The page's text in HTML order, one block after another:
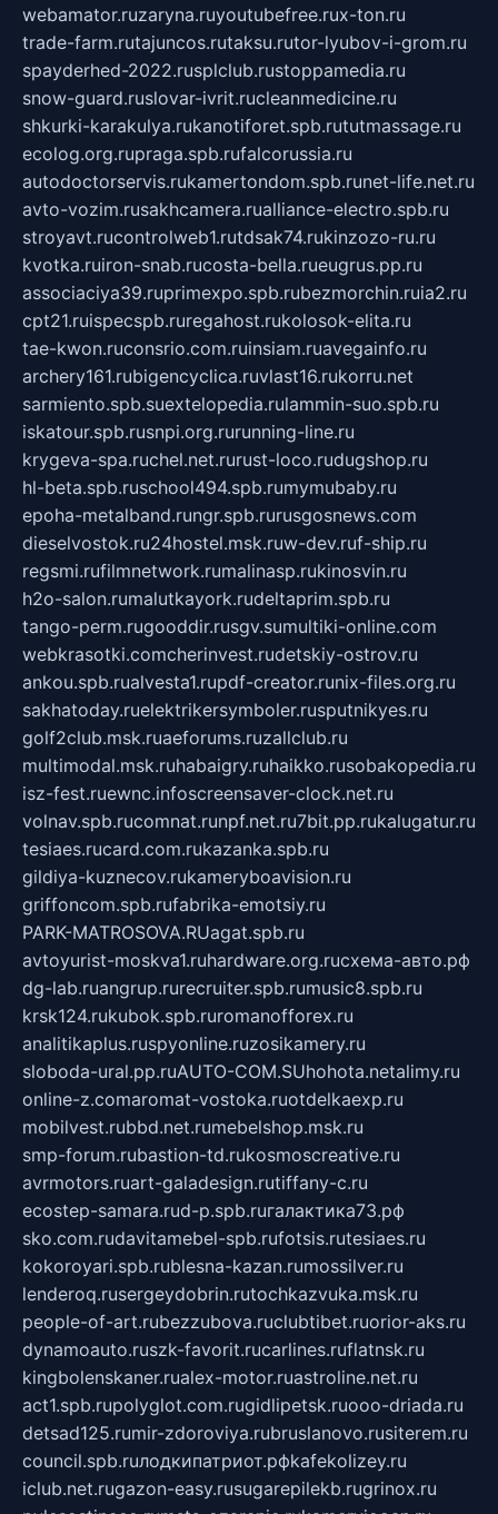
webamator.ruzaryna.ruyoutubefree.rux-ton.ru
trade-farm.rutajuncos.rutaksu.rutor-lyubov-i-grom.ru
spayderhed-2022.rusplclub.rustoppamedia.ru
snow-guard.ruslovar-ivrit.rucleanmedicine.ru
shkurki-karakulya.rukanotiforet.spb.rututmassage.ru
ecolog.org.rupraga.spb.rufalcorussia.ru
autodoctorservis.rukamertondom.spb.runet-life.net.ru
avto-vozim.rusakhcamera.rualliance-electro.spb.ru
stroyavt.rucontrolweb1.rutdsak74.rukinzozo-ru.ru
kvotka.ruiron-snab.rucosta-bella.rueugrus.pp.ru
associaciya39.ruprimexpo.spb.rubezmorchin.ruia2.ru
cpt21.ruispecspb.ruregahost.rukolosok-elita.ru
tae-kwon.ruconsrio.com.ruinsiam.ruavegainfo.ru
archery161.rubigencyclica.ruvlast16.rukorru.net
sarmiento.spb.suextelopedia.rulammin-suo.spb.ru
iskatour.spb.rusnpi.org.rurunning-line.ru
krygeva-spa.ruchel.net.rurust-loco.rudugshop.ru
hl-beta.spb.ruschool494.spb.rumymubaby.ru
epoha-metalband.rungr.spb.rurusgosnews.com
dieselvostok.ru24hostel.msk.ruw-dev.ruf-ship.ru
regsmi.rufilmnetwork.rumalinasp.rukinosvin.ru
h2o-salon.rumalutkayork.rudeltaprim.spb.ru
tango-perm.rugooddir.rusgv.sumultiki-online.com
webkrasotki.comcherinvest.rudetskiy-ostrov.ru
ankou.spb.rualvesta1.rupdf-creator.runix-files.org.ru
sakhatoday.ruelektrikersymboler.rusputnikyes.ru
golf2club.msk.ruaeforums.ruzallclub.ru
multimodal.msk.ruhabaigry.ruhaikko.rusobakopedia.ru
isz-fest.ruewnc.infoscreensaver-clock.net.ru
volnav.spb.rucomnat.runpf.net.ru7bit.pp.rukalugatur.ru
tesiaes.rucard.com.rukazanka.spb.ru
gildiya-kuznecov.rukameryboavision.ru
griffoncom.spb.rufabrika-emotsiy.ru
PARK-MATROSOVA.RUagat.spb.ru
avtoyurist-moskva1.ruhardware.org.ruсхема-авто.рф
dg-lab.ruangrup.rurecruiter.spb.rumusic8.spb.ru
krsk124.rukubok.spb.ruromanofforex.ru
analitikaplus.ruspyonline.ruzosikamery.ru
sloboda-ural.pp.ruAUTO-COM.SUhohota.netalimy.ru
online-z.comaromat-vostoka.ruotdelkaexp.ru
mobilvest.rubbd.net.rumebelshop.msk.ru
smp-forum.rubastion-td.rukosmoscreative.ru
avrmotors.ruart-galadesign.rutiffany-c.ru
ecostep-samara.rud-p.spb.ruгалактика73.рф
sko.com.rudavitamebel-spb.rufotsis.rutesiaes.ru
kokoroyari.spb.rublesna-kazan.rumossilver.ru
lenderoq.rusergeydobrin.rutochkazvuka.msk.ru
people-of-art.rubezzubova.ruclubtibet.ruorior-aks.ru
dynamoauto.ruszk-favorit.rucarlines.ruflatnsk.ru
kingbolenskaner.rualex-motor.ruastroline.net.ru
act1.spb.rupolyglot.com.rugidlipetsk.ruooo-driada.ru
detsad125.rumir-zdoroviya.rubruslanovo.rusiterem.ru
council.spb.ruлодкипатриот.рфkafekolizey.ru
iclub.net.rugazon-easy.rusugarepilekb.rugrinox.ru